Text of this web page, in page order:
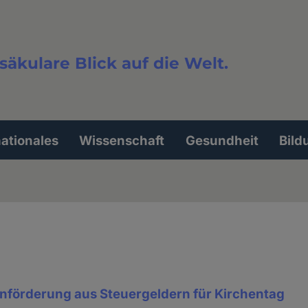
Blick auf die Welt.
Wissenschaft Gesundheit
aus Steuergeldern für Kirchentag